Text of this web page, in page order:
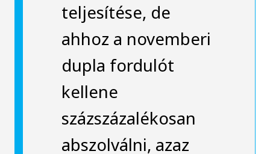
teljesítése, de
ahhoz a novemberi
dupla fordulót
kellene
százszázalékosan
abszolválni, azaz